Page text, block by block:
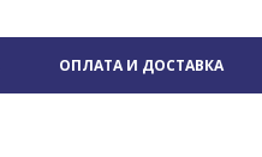
ОПЛАТА И ДОСТАВКА